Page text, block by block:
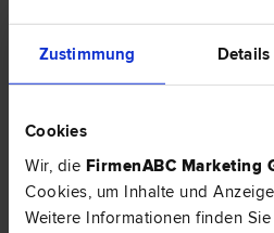
Zustimmung Details
Cookies
Wir, die FirmenABC Marketing
Cookies, um Inhalte und
Weitere Informationen finden